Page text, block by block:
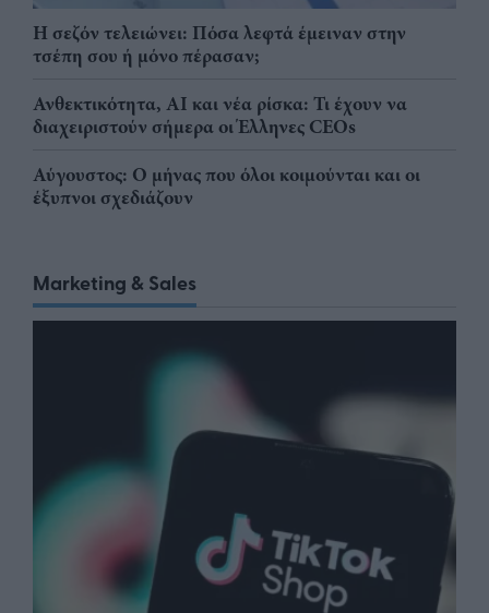
Η σεζόν τελειώνει: Πόσα λεφτά έμειναν στην
τσέπη σου ή μόνο πέρασαν;
Ανθεκτικότητα, AI και νέα ρίσκα: Τι έχουν να
διαχειριστούν σήμερα οι Έλληνες CEOs
Αύγουστος: Ο μήνας που όλοι κοιμούνται και οι
έξυπνοι σχεδιάζουν
Marketing & Sales